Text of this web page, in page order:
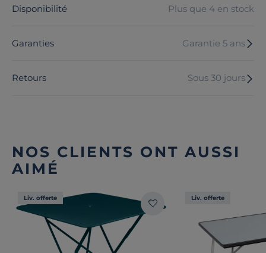
Disponibilité Plus que 4 en stock
Garanties Garantie 5 ans
Retours Sous 30 jours
NOS CLIENTS ONT AUSSI
AIMÉ
Liv. offerte Liv. offerte